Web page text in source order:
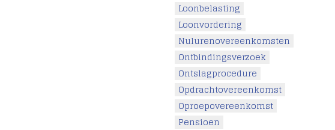
Loonbelasting
Loonvordering
Nulurenovereenkomsten
Ontbindingsverzoek
Ontslagprocedure
Opdrachtovereenkomst
Oproepovereenkomst
Pensioen